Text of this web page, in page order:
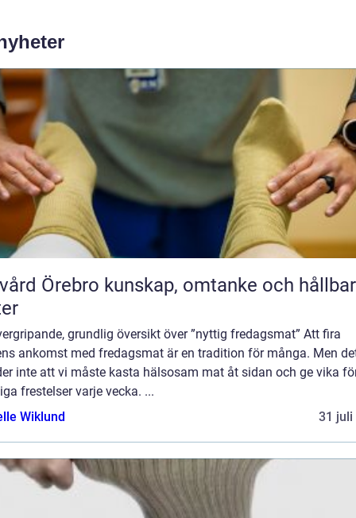
kunskap, omtanke och hållbara
grundlig översikt över ”nyttig fredagsmat” Att fira
ankomst med fredagsmat är en tradition för många. Men
inte att vi måste kasta hälsosam mat åt sidan och ge vika
frestelser varje vecka. ...
Wiklund
31 juli